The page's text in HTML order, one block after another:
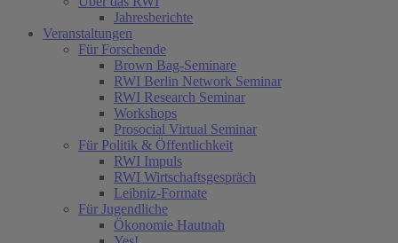
Jahresberichte
Veranstaltungen
Für Forschende
Brown Bag-Seminare
RWI Berlin Network Seminar
RWI Research Seminar
Workshops
Prosocial Virtual Seminar
Für Politik & Öffentlichkeit
RWI Impuls
RWI Wirtschaftsgespräch
Leibniz-Formate
Für Jugendliche
Ökonomie Hautnah